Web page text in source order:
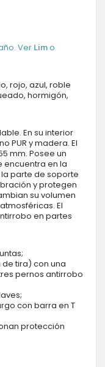
Ver Limo
rojo, azul, roble
hormigón,
En su interior
PUR y madera. El
mm. Posee un
encuentra en la
parte de soporte
y protegen
su volumen
El
en partes
tira) con una
pernos antirrobo
con barra en T
protección